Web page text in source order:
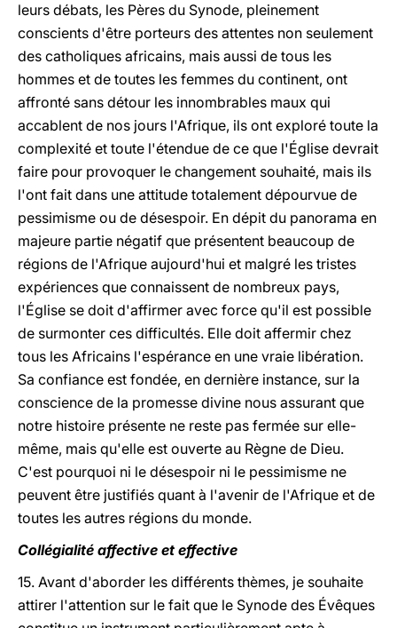
leurs débats, les Pères du Synode, pleinement
conscients d'être porteurs des attentes non seulement
des catholiques africains, mais aussi de tous les
hommes et de toutes les femmes du continent, ont
affronté sans détour les innombrables maux qui
accablent de nos jours l'Afrique, ils ont exploré toute la
complexité et toute l'étendue de ce que l'Église devrait
faire pour provoquer le changement souhaité, mais ils
l'ont fait dans une attitude totalement dépourvue de
pessimisme ou de désespoir. En dépit du panorama en
majeure partie négatif que présentent beaucoup de
régions de l'Afrique aujourd'hui et malgré les tristes
expériences que connaissent de nombreux pays,
l'Église se doit d'affirmer avec force qu'il est possible
de surmonter ces difficultés. Elle doit affermir chez
tous les Africains l'espérance en une vraie libération.
Sa confiance est fondée, en dernière instance, sur la
conscience de la promesse divine nous assurant que
notre histoire présente ne reste pas fermée sur elle-
même, mais qu'elle est ouverte au Règne de Dieu.
C'est pourquoi ni le désespoir ni le pessimisme ne
peuvent être justifiés quant à l'avenir de l'Afrique et de
toutes les autres régions du monde.
Collégialité affective et effective
15. Avant d'aborder les différents thèmes, je souhaite
attirer l'attention sur le fait que le Synode des Évêques